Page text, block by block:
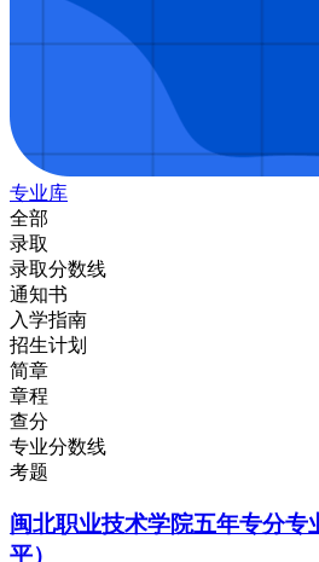
专业库
全部
录取
录取分数线
通知书
入学指南
招生计划
简章
章程
查分
专业分数线
考题
闽北职业技术学院五年专分专
平）